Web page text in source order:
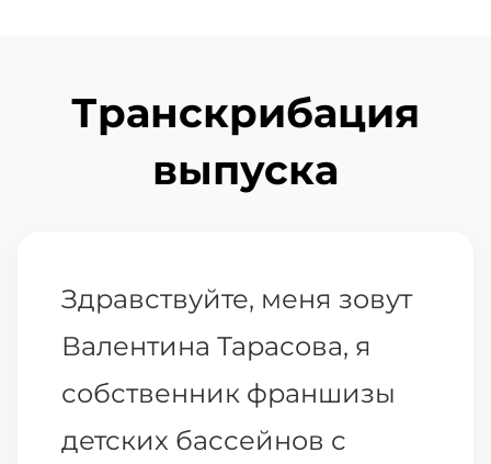
Транскрибация
выпуска
Здравствуйте, меня зовут
Валентина Тарасова, я
собственник франшизы
детских бассейнов с